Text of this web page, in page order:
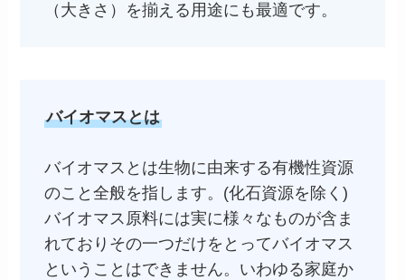
（大きさ）を揃える用途にも最適です。
バイオマスとは
バイオマスとは生物に由来する有機性資源
のこと全般を指します。(化石資源を除く)
バイオマス原料には実に様々なものが含ま
れておりその一つだけをとってバイオマス
ということはできません。いわゆる家庭か